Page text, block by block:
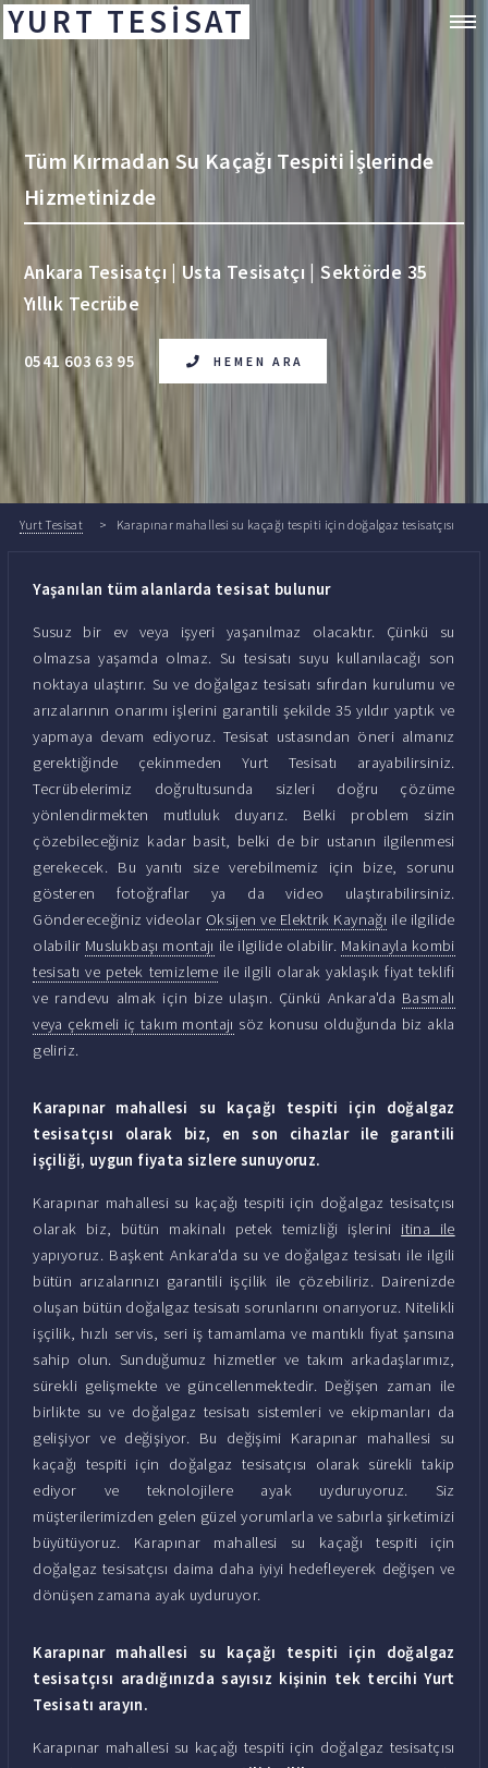
YURT TESİSAT
Tüm Kırmadan Su Kaçağı Tespiti İşlerinde
Hizmetinizde
Ankara Tesisatçı | Usta Tesisatçı | Sektörde 35
Yıllık Tecrübe
0541 603 63 95 HEMEN ARA
Yurt Tesisat Karapınar mahallesi su kaçağı tespiti için doğalgaz tesisatçısı
Yaşanılan tüm alanlarda tesisat bulunur
Susuz bir ev veya işyeri yaşanılmaz olacaktır. Çünkü su
olmazsa yaşamda olmaz. Su tesisatı suyu kullanılacağı son
noktaya ulaştırır. Su ve doğalgaz tesisatı sıfırdan kurulumu ve
arızalarının onarımı işlerini garantili şekilde 35 yıldır yaptık ve
yapmaya devam ediyoruz. Tesisat ustasından öneri almanız
gerektiğinde çekinmeden Yurt Tesisatı arayabilirsiniz.
Tecrübelerimiz doğrultusunda sizleri doğru çözüme
yönlendirmekten mutluluk duyarız. Belki problem sizin
çözebileceğiniz kadar basit, belki de bir ustanın ilgilenmesi
gerekecek. Bu yanıtı size verebilmemiz için bize, sorunu
gösteren fotoğraflar ya da video ulaştırabilirsiniz.
Göndereceğiniz videolar Oksijen ve Elektrik Kaynağı ile ilgilide
olabilir Muslukbaşı montajı ile ilgilide olabilir. Makinayla kombi
tesisatı ve petek temizleme ile ilgili olarak yaklaşık fiyat teklifi
ve randevu almak için bize ulaşın. Çünkü Ankara'da Basmalı
veya çekmeli iç takım montajı söz konusu olduğunda biz akla
geliriz.
Karapınar mahallesi su kaçağı tespiti için doğalgaz
tesisatçısı olarak biz, en son cihazlar ile garantili
işçiliği, uygun fiyata sizlere sunuyoruz.
Karapınar mahallesi su kaçağı tespiti için doğalgaz tesisatçısı
olarak biz, bütün makinalı petek temizliği işlerini itina ile
yapıyoruz. Başkent Ankara'da su ve doğalgaz tesisatı ile ilgili
bütün arızalarınızı garantili işçilik ile çözebiliriz. Dairenizde
oluşan bütün doğalgaz tesisatı sorunlarını onarıyoruz. Nitelikli
işçilik, hızlı servis, seri iş tamamlama ve mantıklı fiyat şansına
sahip olun. Sunduğumuz hizmetler ve takım arkadaşlarımız,
sürekli gelişmekte ve güncellenmektedir. Değişen zaman ile
birlikte su ve doğalgaz tesisatı sistemleri ve ekipmanları da
gelişiyor ve değişiyor. Bu değişimi Karapınar mahallesi su
kaçağı tespiti için doğalgaz tesisatçısı olarak sürekli takip
ediyor ve teknolojilere ayak uyduruyoruz. Siz
müşterilerimizden gelen güzel yorumlarla ve sabırla şirketimizi
büyütüyoruz. Karapınar mahallesi su kaçağı tespiti için
doğalgaz tesisatçısı daima daha iyiyi hedefleyerek değişen ve
dönüşen zamana ayak uyduruyor.
Karapınar mahallesi su kaçağı tespiti için doğalgaz
tesisatçısı aradığınızda sayısız kişinin tek tercihi Yurt
Tesisatı arayın.
Karapınar mahallesi su kaçağı tespiti için doğalgaz tesisatçısı